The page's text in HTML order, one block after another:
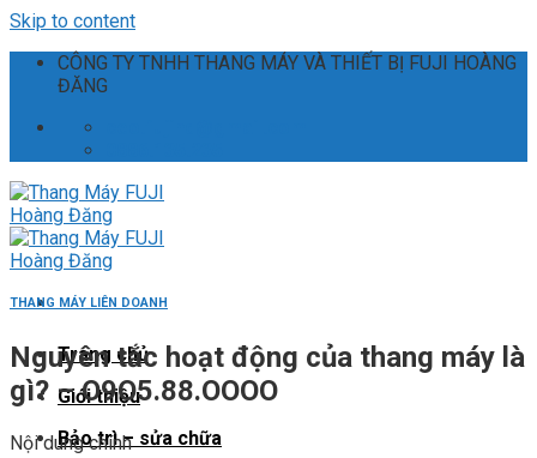
Skip to content
CÔNG TY TNHH THANG MÁY VÀ THIẾT BỊ FUJI HOÀNG
ĐĂNG
Trang chủ
Giới thiệu
Bảo trì – sửa chữa
THANG MÁY LIÊN DOANH
Nguyên tắc hoạt động của thang máy là
gì? – O9O5.88.OOOO
Nội dung chính